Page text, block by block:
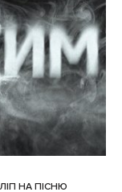
НА ПІСНЮ